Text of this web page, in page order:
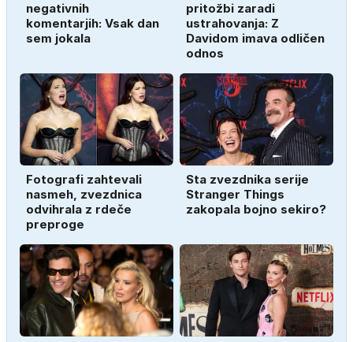
negativnih
komentarjih: Vsak dan
sem jokala
pritožbi zaradi
ustrahovanja: Z
Davidom imava odličen
odnos
Fotografi zahtevali
nasmeh, zvezdnica
odvihrala z rdeče
preproge
Sta zvezdnika serije
Stranger Things
zakopala bojno sekiro?